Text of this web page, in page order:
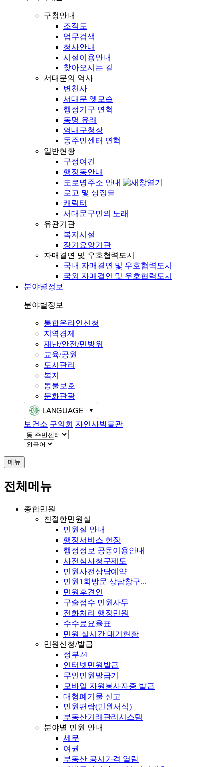
구청안내
조직도
업무검색
청사안내
시설이용안내
찾아오시는 길
서대문의 역사
변천사
서대문 옛모습
행정기구 연혁
동명 유래
역대구청장
동주민센터 연혁
일반현황
구정여건
행정동안내
도로명주소 안내
로고 및 상징물
캐릭터
서대문구민의 노래
유관기관
복지시설
장기요양기관
자매결연 및 우호협력도시
국내 자매결연 및 우호협력도시
국외 자매결연 및 우호협력도시
분야별정보
분야별정보
통합온라인신청
지역경제
재난/안전/민방위
교육/공원
도시관리
복지
동물보호
문화관광
LANGUAGE
보건소 구의회 자연사박물관
메뉴
전체메뉴
종합민원
친절한민원실
민원실 안내
행정서비스 헌장
행정정보 공동이용안내
사전심사청구제도
민원사전상담예약
민원1회방문 상담창구...
민원후견인
구술접수 민원사무
전화처리 행정민원
수수료요율표
민원 실시간 대기현황
민원신청/발급
정부24
인터넷민원발급
무인민원발급기
모바일 자원봉사자증 발급
대형폐기물 신고
민원편람(민원서식)
부동산거래관리시스템
분야별 민원 안내
세무
여권
부동산 공시가격 열람